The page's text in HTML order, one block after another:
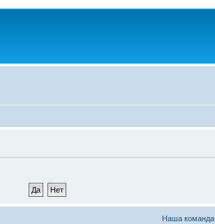
Наша команда